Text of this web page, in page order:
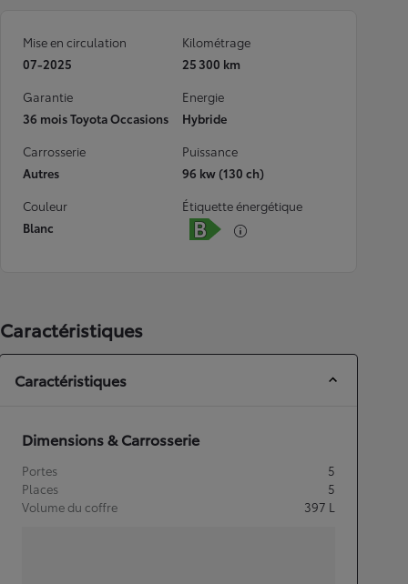
Mise en circulation
07-2025
Kilométrage
25 300 km
Garantie
36 mois Toyota Occasions
Energie
Hybride
Carrosserie
Autres
Puissance
96 kw (130 ch)
Couleur
Blanc
Étiquette énergétique
Caractéristiques
Caractéristiques
Dimensions & Carrosserie
Portes
5
Places
5
Volume du coffre
397 L